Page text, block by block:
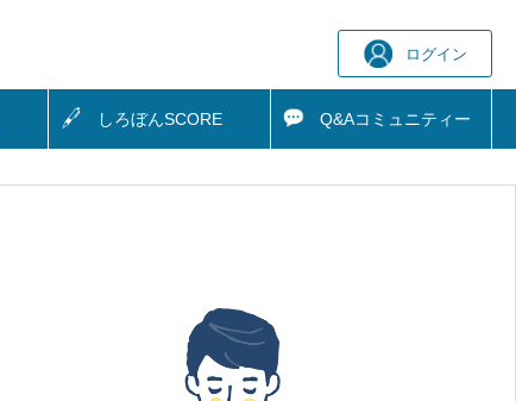
ログイン
しろぼんSCORE Q&Aコミュニティー